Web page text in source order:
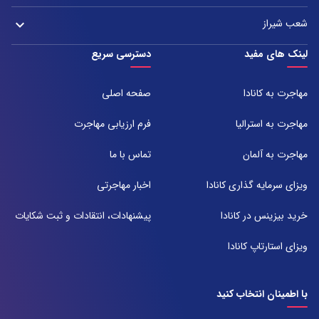
021-37972000
تلفن:
021-43000054
مشهد، بلوار هفت تیر نبش هفت تیر ۸ برج اداری آرمیتاژ طبقه ۱۶ واحد ۱۶۰۵
تلفن:
051-31737000
شعب شیراز keyboard_arrow_down
شعبه 1
آدرس:
تلفن:
شعبه 2
تلفن:
لینک های مفید
مهاجرت به کانادا
مهاجرت به استرالیا
مهاجرت به آلمان
ویزای سرمایه گذاری کانادا
خرید بیزینس در کانادا
ویزای استارتاپ کانادا
دسترسی سریع
صفحه اصلی
فرم ارزیابی مهاجرت
تماس با ما
اخبار مهاجرتی
پیشنهادات، انتقادات و ثبت شکایات
با اطمینان انتخاب کنید